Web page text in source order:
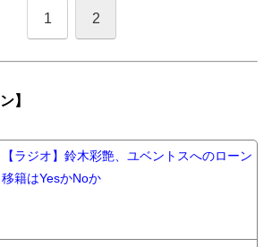
1 2
】
【ラジオ】鈴木彩艶、ユベントスへのローン
移籍はYesかNoか